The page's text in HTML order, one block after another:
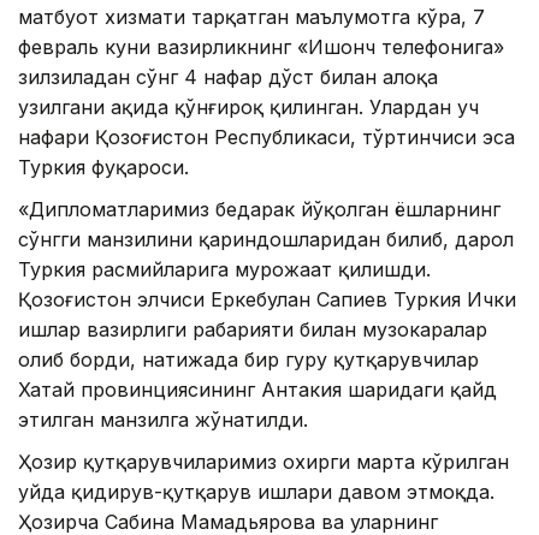
матбуот хизмати тарқатган маълумотга кўра, 7
февраль куни вазирликнинг «Ишонч телефонига»
зилзиладан сўнг 4 нафар дўст билан алоқа
узилгани ҳақида қўнғироқ қилинган. Улардан уч
нафари Қозоғистон Республикаси, тўртинчиси эса
Туркия фуқароси.
«Дипломатларимиз бедарак йўқолган ёшларнинг
сўнгги манзилини қариндошларидан билиб, дарҳол
Туркия расмийларига мурожаат қилишди.
Қозоғистон элчиси Еркебулан Сапиев Туркия Ички
ишлар вазирлиги раҳбарияти билан музокаралар
олиб борди, натижада бир гуруҳ қутқарувчилар
Хатай провинциясининг Антакия шаҳридаги қайд
этилган манзилга жўнатилди.
Ҳозир қутқарувчиларимиз охирги марта кўрилган
уйда қидирув-қутқарув ишлари давом этмоқда.
Ҳозирча Сабина Мамадьярова ва уларнинг